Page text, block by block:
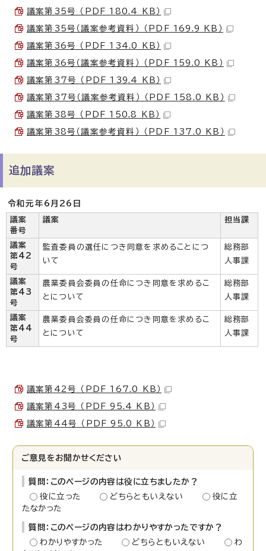
議案第35号 （PDF 180.4 KB）
議案第35号（議案参考資料） （PDF 169.9 KB）
議案第36号 （PDF 134.0 KB）
議案第36号（議案参考資料） （PDF 159.0 KB）
議案第37号 （PDF 139.4 KB）
議案第37号（議案参考資料） （PDF 158.0 KB）
議案第38号 （PDF 150.8 KB）
議案第38号（議案参考資料） （PDF 137.0 KB）
追加議案
令和元年6月26日
議案
番号
議案 担当課
議案
第42
号
監査委員の選任につき同意を求めることにつ
いて
総務部
人事課
議案
第43
号
農業委員会委員の任命につき同意を求めるこ
とについて
総務部
人事課
議案
第44
号
農業委員会委員の任命につき同意を求めるこ
とについて
総務部
人事課
議案第42号 （PDF 167.0 KB）
議案第43号 （PDF 95.4 KB）
議案第44号 （PDF 95.0 KB）
ご意見をお聞かせください
質問：このページの内容は役に立ちましたか？
役に立った
どちらともいえない
役に立
たなかった
質問：このページの内容はわかりやすかったですか？
わかりやすかった
どちらともいえない
わ